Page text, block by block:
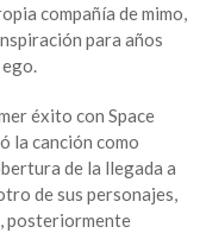
compañía de mimo,
para años
éxito con Space
la canción como
de la llegada a
de sus personajes,
posteriormente